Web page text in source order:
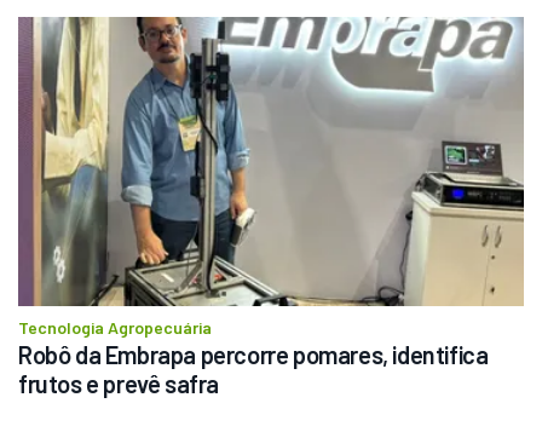
Tecnologia Agropecuária
Robô da Embrapa percorre pomares, identifica
frutos e prevê safra